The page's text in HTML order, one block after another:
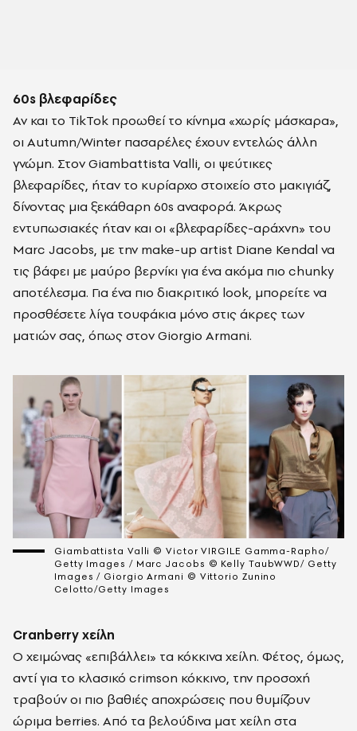
60s βλεφαρίδες
Αν και το TikTok προωθεί το κίνημα «χωρίς μάσκαρα»,
οι Autumn/Winter πασαρέλες έχουν εντελώς άλλη
γνώμη. Στον Giambattista Valli, οι ψεύτικες
βλεφαρίδες, ήταν το κυρίαρχο στοιχείο στο μακιγιάζ,
δίνοντας μια ξεκάθαρη 60s αναφορά. Άκρως
εντυπωσιακές ήταν και οι «βλεφαρίδες-αράχνη» του
Marc Jacobs, με την make-up artist Diane Kendal να
τις βάφει με μαύρο βερνίκι για ένα ακόμα πιο chunky
αποτέλεσμα. Για ένα πιο διακριτικό look, μπορείτε να
προσθέσετε λίγα τουφάκια μόνο στις άκρες των
ματιών σας, όπως στον Giorgio Armani.
Giambattista Valli © Victor VIRGILE Gamma-Rapho/
Getty Images / Marc Jacobs © Kelly TaubWWD/ Getty
Images / Giorgio Armani © Vittorio Zunino
Celotto/Getty Images
Cranberry χείλη
Ο χειμώνας «επιβάλλει» τα κόκκινα χείλη. Φέτος, όμως,
αντί για το κλασικό crimson κόκκινο, την προσοχή
τραβούν οι πιο βαθιές αποχρώσεις που θυμίζουν
ώριμα berries. Από τα βελούδινα ματ χείλη στα